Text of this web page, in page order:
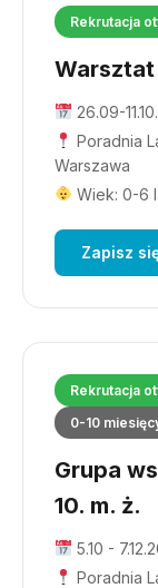
Rekrutacja
26.09-
Poradnia
Warszawa
Wiek: 0-6
Zapisz
Rekrutacja
0-10
Grupa
10. m. ż.
5.10 -
Poradnia